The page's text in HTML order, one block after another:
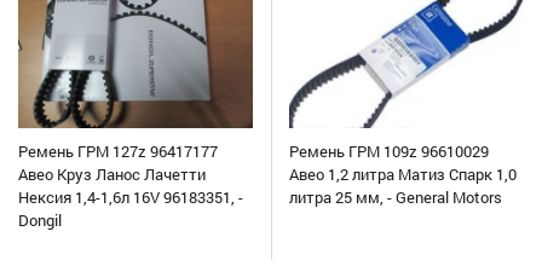
Ремень ГРМ 127z 96417177
Авео Круз Ланос Лачетти
Нексия 1,4-1,6л 16V 96183351, -
Dongil
Ремень ГРМ 109z 96610029
Авео 1,2 литра Матиз Спарк 1,0
литра 25 мм, - General Motors